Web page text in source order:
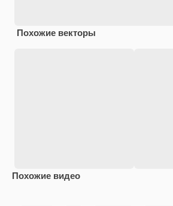
Похожие векторы
Похожие видео